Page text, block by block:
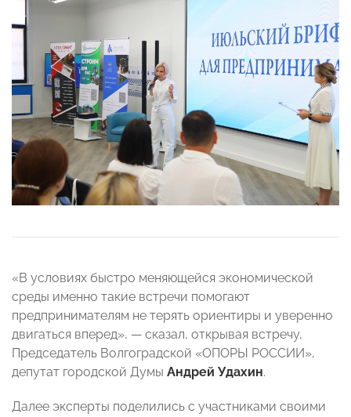
«В условиях быстро меняющейся экономической
среды именно такие встречи помогают
предпринимателям не терять ориентиры и уверенно
двигаться вперед», — сказал, открывая встречу,
Председатель Волгоградской «ОПОРЫ РОССИИ»,
депутат городской Думы Андрей Удахин.
Далее эксперты поделились с участниками своими